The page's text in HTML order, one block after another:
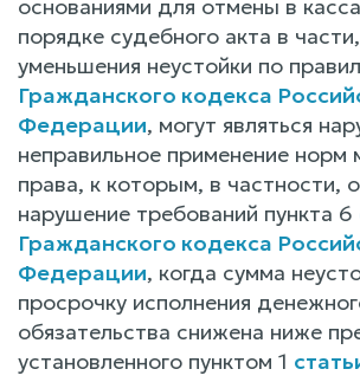
основаниями для отмены в
порядке судебного акта в
уменьшения неустойки по
Гражданского кодекса
Федерации, могут являться
неправильное применение норм
права, к которым, в частности,
нарушение требований пункта 6
Гражданского кодекса
Федерации, когда сумма
просрочку исполнения
обязательства снижена ниже
установленного пунктом 1